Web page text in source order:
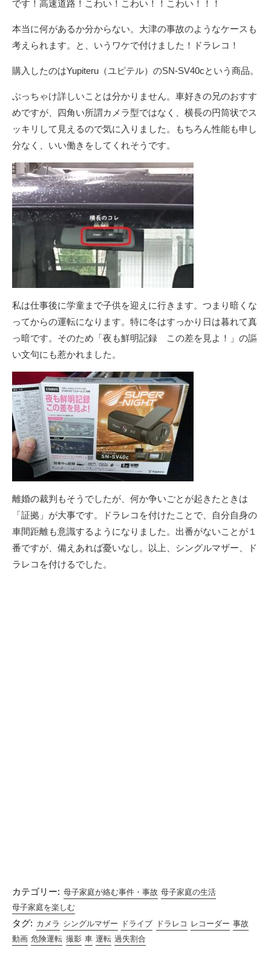
です！高速道路！こわい！こわい！！こわい！！！
本当に何があるか分からない。大津の事故のようなケースも
考えられます。と、いうワケで付けました！ドラレコ！
購入したのはYupiteru（ユピテル）のSN-SV40cという商品。
ぶっちゃけ詳しいことは分かりません。車好きの兄のおすす
めですが、四角い所謂カメラ型ではなく、横長の円筒状でス
ッキリして見えるので気に入りました。もちろん性能も申し
分なく、いい働きをしてくれそうです。
私は仕事後に学童まで子供を迎えに行きます。つまり暗くな
ってからの運転になります。特に冬はすっかり日は暮れて真
っ暗です。そのため「夜も鮮明記録 この差を見よ！」の謳
い文句にも惹かれました。
離婚の裁判もそうでしたが、何か争いごとが起きたときは
「証拠」が大事です。ドラレコを付けたことで、自分自身の
車間距離も意識するようになりました。出番がないことが１
番ですが、備えあれば憂いなし。以上、シングルマザー、ド
ラレコを付けるでした。
カテゴリー: 母子家庭が絡む事件・事故 母子家庭の生活
母子家庭を楽しむ
タグ: カメラ シングルマザー ドライブ ドラレコ レコーダー 事故
動画 危険運転 撮影 車 運転 過失割合